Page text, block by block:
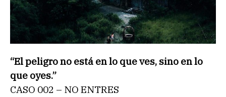
“El peligro no está en lo que ves, sino en lo
que oyes.”
CASO 002 – NO ENTRES